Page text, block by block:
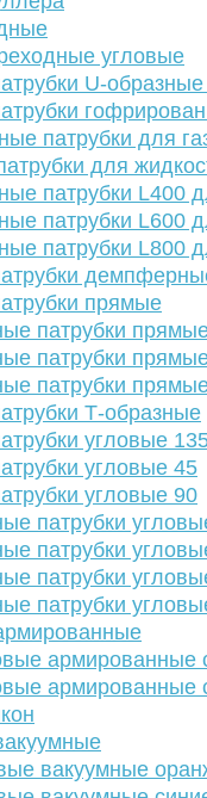
угловые
U-
патрубки для
для
патрубки L400
патрубки L600
патрубки L800
прямые
патрубки
патрубки
патрубки
Т-образные
угловые
угловые 45
угловые 90
патрубки
патрубки
патрубки
патрубки
армированные
армированные
вакуумные